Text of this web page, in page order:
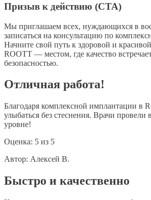
Призыв к действию (CTA)
Мы приглашаем всех, нуждающихся в
записаться на консультацию по
Начните свой путь к здоровой и
ROOTT — местом, где качество
безопасностью.
Отличная работа!
Благодаря комплексной имплантации в
улыбаться без стеснения. Врачи
уровне!
Оценка: 5 из 5
Автор: Алексей В.
Быстро и качественно